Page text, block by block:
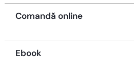
Comandă online
Ebook